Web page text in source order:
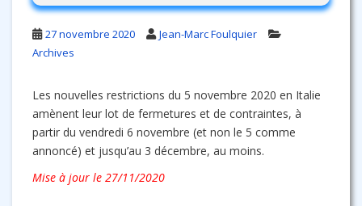
27 novembre 2020
Jean-Marc Foulquier
Archives
Les nouvelles restrictions du 5 novembre 2020 en Italie
amènent leur lot de fermetures et de contraintes, à
partir du vendredi 6 novembre (et non le 5 comme
annoncé) et jusqu’au 3 décembre, au moins.
Mise à jour le 27/11/2020